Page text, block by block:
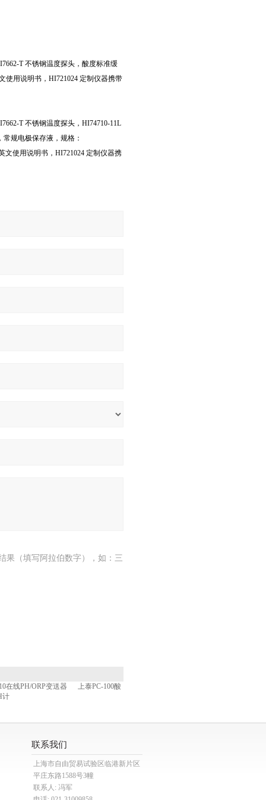
T 不锈钢温度探头，酸度标准缓
使用说明书，HI721024 定制仪器携带
T 不锈钢温度探头，HI74710-11L
常规电极保存液，规格：
文使用说明书，HI721024 定制仪器携
果（填写阿拉伯数字），如：三
在线PH/ORP变送器
上泰PC-100酸
计
联系我们
上海市自由贸易试验区临港新片区
平庄东路1588号3幢
联系人: 冯军